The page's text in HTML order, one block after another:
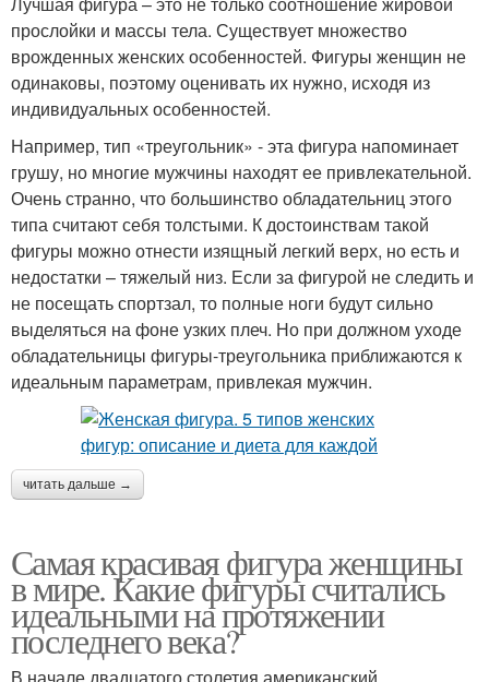
прослойки и массы тела. Существует множество
врожденных женских особенностей. Фигуры женщин не
одинаковы, поэтому оценивать их нужно, исходя из
индивидуальных особенностей.
Например, тип «треугольник» - эта фигура напоминает
грушу, но многие мужчины находят ее привлекательной.
Очень странно, что большинство обладательниц этого
типа считают себя толстыми. К достоинствам такой
фигуры можно отнести изящный легкий верх, но есть и
недостатки – тяжелый низ. Если за фигурой не следить и
не посещать спортзал, то полные ноги будут сильно
выделяться на фоне узких плеч. Но при должном уходе
обладательницы фигуры-треугольника приближаются к
идеальным параметрам, привлекая мужчин.
читать дальше →
Самая красивая фигура женщины
в мире. Какие фигуры считались
идеальными на протяжении
последнего века?
В начале двадцатого столетия американский